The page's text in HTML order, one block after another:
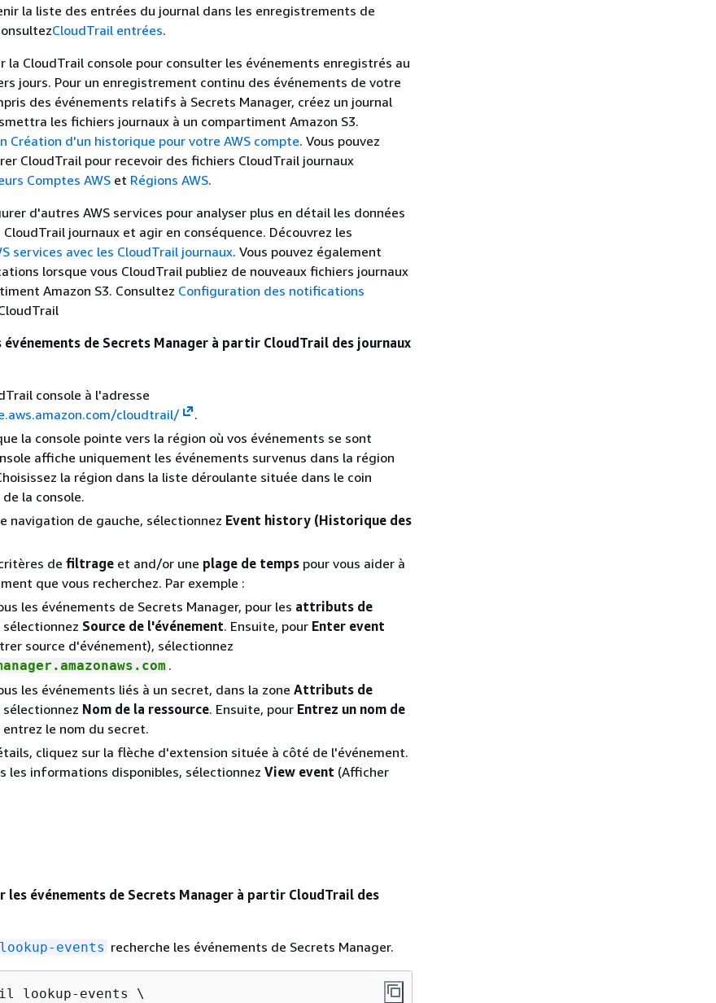
la liste des entrées du journal dans les enregistrements de
CloudTrail entrées.
la CloudTrail console pour consulter les événements enregistrés au
jours. Pour un enregistrement continu des événements de votre
des événements relatifs à Secrets Manager, créez un journal
les fichiers journaux à un compartiment Amazon S3.
Création d'un historique pour votre AWS compte. Vous pouvez
CloudTrail pour recevoir des fichiers CloudTrail journaux
Comptes AWS et Régions AWS.
d'autres AWS services pour analyser plus en détail les données
journaux et agir en conséquence. Découvrez les
services avec les CloudTrail journaux. Vous pouvez également
lorsque vous CloudTrail publiez de nouveaux fichiers journaux
Amazon S3. Consultez Configuration des notifications
événements de Secrets Manager à partir CloudTrail des journaux
console à l'adresse
cloudtrail/
.
la console pointe vers la région où vos événements se sont
affiche uniquement les événements survenus dans la région
la région dans la liste déroulante située dans le coin
la console.
navigation de gauche, sélectionnez Event history (Historique des
de filtrage et and/or une plage de temps pour vous aider à
que vous recherchez. Par exemple :
les événements de Secrets Manager, pour les attributs de
sélectionnez Source de l'événement. Ensuite, pour Enter event
source d'événement), sélectionnez
.
les événements liés à un secret, dans la zone Attributs de
sélectionnez Nom de la ressource. Ensuite, pour Entrez un nom de
entrez le nom du secret.
cliquez sur la flèche d'extension située à côté de l'événement.
les informations disponibles, sélectionnez View event (Afficher
les événements de Secrets Manager à partir CloudTrail des
lookup-events recherche les événements de Secrets Manager.
lookup-events \